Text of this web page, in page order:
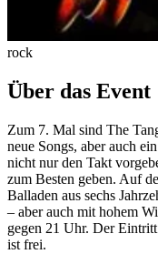
rock
Über das Event
Zum 7. Mal sind The
neue Songs, aber auch
nicht nur den Takt
zum Besten geben. Auf
Balladen aus sechs
– aber auch mit hohem
gegen 21 Uhr. Der
ist frei.